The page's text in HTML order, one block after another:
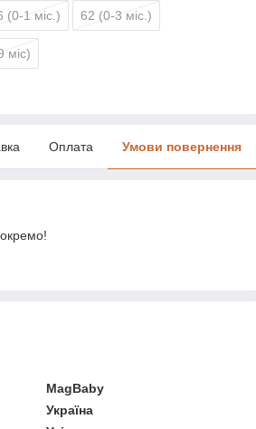
(0-1 міс.) 62 (0-3 міс.)
міс)
Оплата Умови повернення
MagBaby
Україна